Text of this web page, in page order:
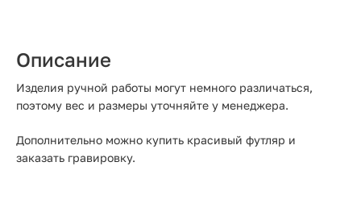
Описание
Изделия ручной работы могут немного различаться,
поэтому вес и размеры уточняйте у менеджера.
Дополнительно можно купить красивый футляр и
заказать гравировку.